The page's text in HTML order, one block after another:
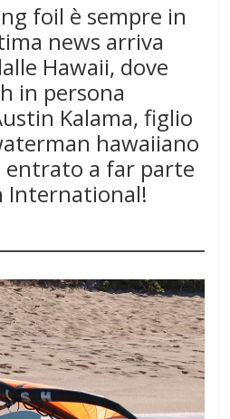
foil è sempre in
news arriva
Hawaii, dove
in persona
Kalama, figlio
hawaiiano
entrato a far parte
International!